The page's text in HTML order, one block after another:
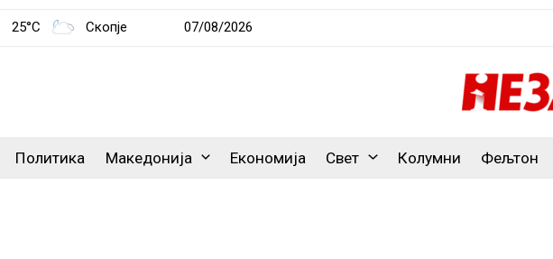
25°C Скопје 07/08/2026
Политика Македонија Економија Свет Колумни Фељтон